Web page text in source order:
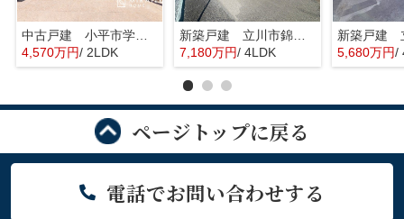
中古戸建 小平市学園東町 全1棟
4,570万円/ 2LDK
新築戸建 立川市錦町 全2棟
7,180万円/ 4LDK 5,680万円/
ページトップに戻る
電話でお問い合わせする